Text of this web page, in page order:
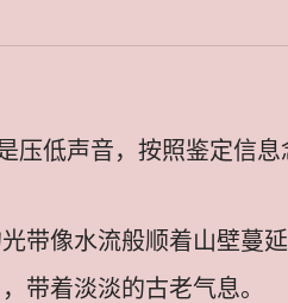
压低声音，按照鉴定信息
带像水流般顺着山壁蔓
带着淡淡的古老气息。